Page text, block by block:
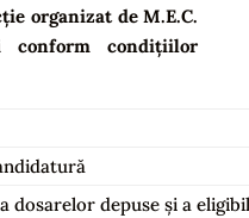
organizat de M.E.C.
conform condițiilor
dosarelor depuse și a